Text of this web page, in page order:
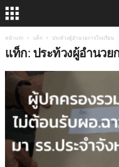
หน้าแรก แท็ก ประท้วงผู้อำนวยการโรงเรียน
แท็ก: ประท้วงผู้อำนวย